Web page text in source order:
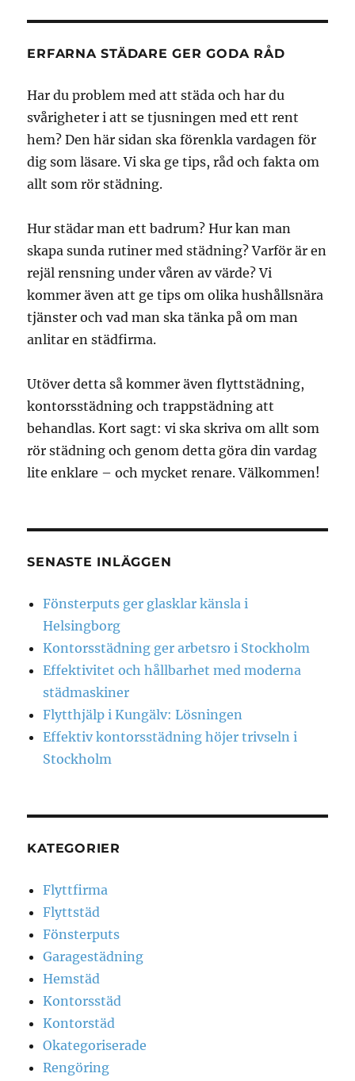
ERFARNA STÄDARE GER GODA RÅD
Har du problem med att städa och har du
svårigheter i att se tjusningen med ett rent
hem? Den här sidan ska förenkla vardagen för
dig som läsare. Vi ska ge tips, råd och fakta om
allt som rör städning.
Hur städar man ett badrum? Hur kan man
skapa sunda rutiner med städning? Varför är en
rejäl rensning under våren av värde? Vi
kommer även att ge tips om olika hushållsnära
tjänster och vad man ska tänka på om man
anlitar en städfirma.
Utöver detta så kommer även flyttstädning,
kontorsstädning och trappstädning att
behandlas. Kort sagt: vi ska skriva om allt som
rör städning och genom detta göra din vardag
lite enklare – och mycket renare. Välkommen!
SENASTE INLÄGGEN
Fönsterputs ger glasklar känsla i
Helsingborg
Kontorsstädning ger arbetsro i Stockholm
Effektivitet och hållbarhet med moderna
städmaskiner
Flytthjälp i Kungälv: Lösningen
Effektiv kontorsstädning höjer trivseln i
Stockholm
KATEGORIER
Flyttfirma
Flyttstäd
Fönsterputs
Garagestädning
Hemstäd
Kontorsstäd
Kontorstäd
Okategoriserade
Rengöring